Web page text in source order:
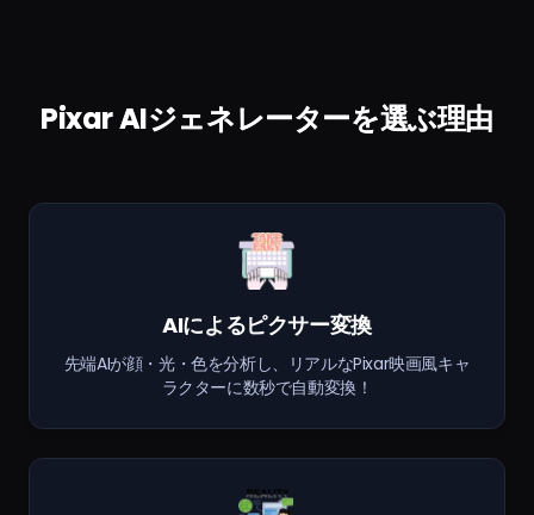
Pixar AIジェネレーターを選ぶ理由
AIによるピクサー変換
先端AIが顔・光・色を分析し、リアルなPixar映画風キャ
ラクターに数秒で自動変換！